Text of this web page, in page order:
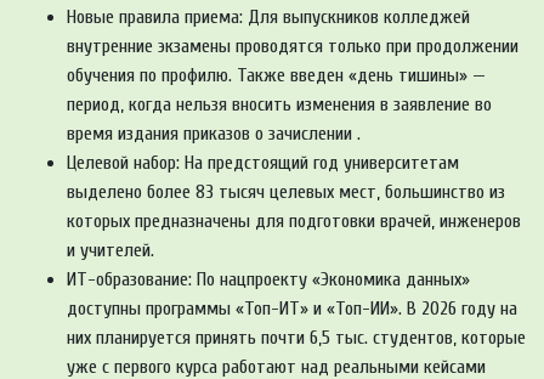
Новые правила приема: Для выпускников колледжей
внутренние экзамены проводятся только при продолжении
обучения по профилю. Также введен «день тишины» —
период, когда нельзя вносить изменения в заявление во
время издания приказов о зачислении .
Целевой набор: На предстоящий год университетам
выделено более 83 тысяч целевых мест, большинство из
которых предназначены для подготовки врачей, инженеров
и учителей.
ИТ-образование: По нацпроекту «Экономика данных»
доступны программы «Топ-ИТ» и «Топ-ИИ». В 2026 году на
них планируется принять почти 6,5 тыс. студентов, которые
уже с первого курса работают над реальными кейсами